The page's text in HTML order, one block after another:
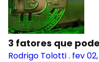
3 fatores que
Rodrigo Tolotti. fev